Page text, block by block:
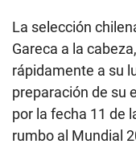
La selección
Gareca a la
rápidamente a su
preparación de su
por la fecha 11 de
rumbo al Mundial